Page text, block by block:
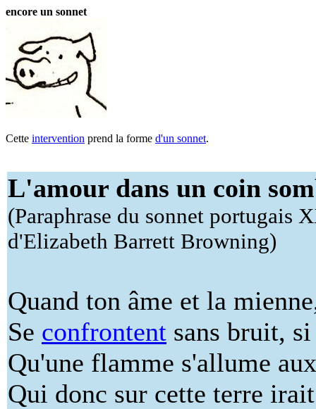
encore un sonnet
Cette intervention prend la forme d'un sonnet.
L'amour dans un coin
(Paraphrase du sonnet portugais
d'Elizabeth Barrett Browning)
Quand ton âme et la
Se confrontent sans bruit,
Qu'une flamme s'allume
Qui donc sur cette terre